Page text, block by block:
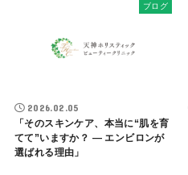
ブログ
2026.02.05
「そのスキンケア、本当に“肌を育
てて”いますか？ ― エンビロンが
選ばれる理由」